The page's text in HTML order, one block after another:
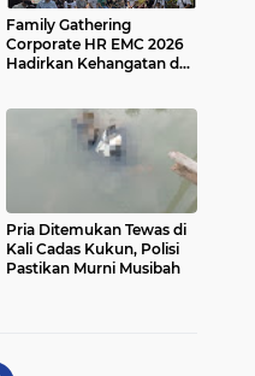
Family Gathering
Corporate HR EMC 2026
Hadirkan Kehangatan dan
Pria Ditemukan Tewas di
Kali Cadas Kukun, Polisi
Pastikan Murni Musibah